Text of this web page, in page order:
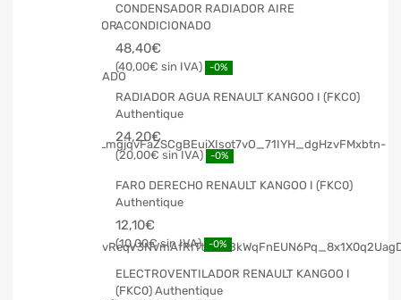
CONDENSADOR RADIADOR AIRE
ACONDICIONADO
48,40€
40,00€ -0%
RADIADOR AGUA RENAULT KANGOO I (FKC0)
Authentique
24,20€
20,00€ -0%
FARO DERECHO RENAULT KANGOO I (FKC0)
Authentique
12,10€
10,00€ -0%
ELECTROVENTILADOR RENAULT KANGOO I
(FKC0) Authentique